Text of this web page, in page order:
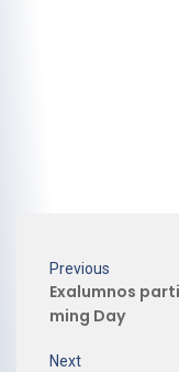
Previous
Exalumnos
ming Day
Next